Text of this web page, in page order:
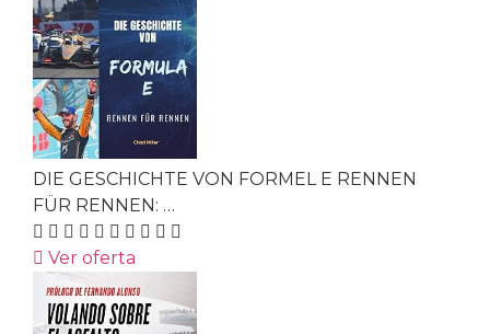
DIE GESCHICHTE VON FORMEL E RENNEN
FÜR RENNEN: …
Ver oferta